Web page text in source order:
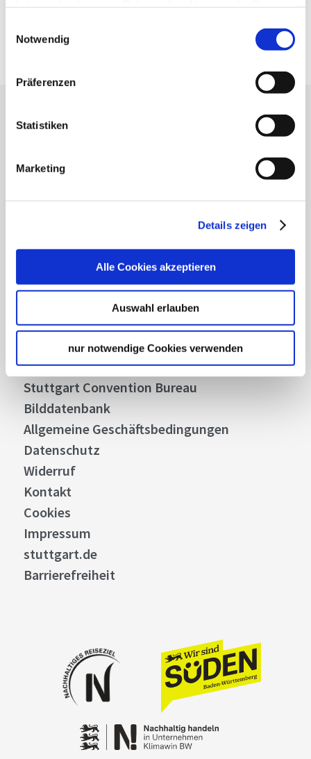
Impressum
Notwendig
Präferenzen
Statistiken
Marketing
Details zeigen
Alle Cookies akzeptieren
Auswahl erlauben
nur notwendige Cookies verwenden
Fahrplanauskunft der DB
Lassen Sie sich inspirieren!
Highlights und aktuellen Angeboten in
Stuttgart und Region immer up-to-date.
Stellenangebote
Business
Stuttgart Convention Bureau
Bilddatenbank
Allgemeine Geschäftsbedingungen
Datenschutz
Widerruf
Kontakt
Cookies
Impressum
stuttgart.de
Barrierefreiheit